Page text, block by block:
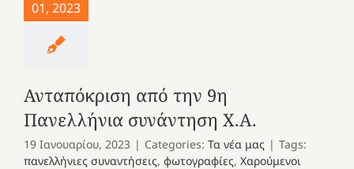
01, 2023
Ανταπόκριση από την 9η
Πανελλήνια συνάντηση Χ.Α.
19 Ιανουαρίου, 2023 | Categories: Τα νέα μας | Tags:
πανελλήνιες συναντήσεις, φωτογραφίες, Χαρούμενοι